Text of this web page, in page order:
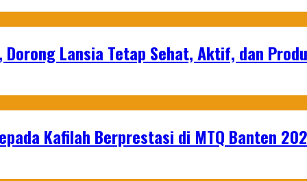
Dorong Lansia Tetap Sehat, Aktif, dan
Kafilah Berprestasi di MTQ Banten